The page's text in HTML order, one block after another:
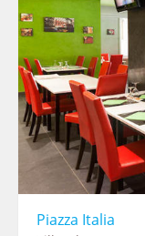
Piazza Italia